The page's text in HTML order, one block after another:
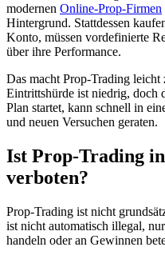
modernen Online-Prop-Firmen
Hintergrund. Stattdessen
Konto, müssen vordefinierte
über ihre Performance.
Das macht Prop-Trading
Eintrittshürde ist niedrig, doch
Plan startet, kann schnell in
und neuen Versuchen geraten.
Ist Prop-Trading
verboten?
Prop-Trading ist nicht
ist nicht automatisch illegal,
handeln oder an Gewinnen